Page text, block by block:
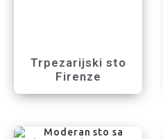
Trpezarijski sto
Firenze